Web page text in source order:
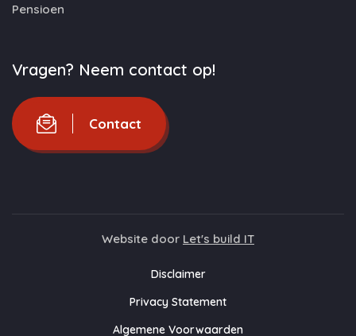
Pensioen
Vragen? Neem contact op!
Contact
Website door Let's build IT
Disclaimer
Privacy Statement
Algemene Voorwaarden